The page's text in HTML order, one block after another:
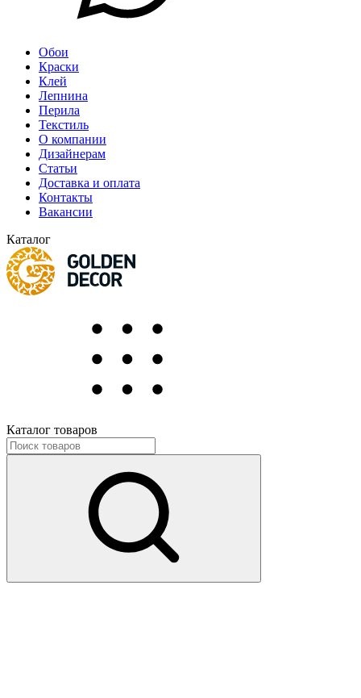
Обои
Краски
Клей
Лепнина
Перила
Текстиль
О компании
Дизайнерам
Статьи
Доставка и оплата
Контакты
Вакансии
Каталог
Каталог товаров